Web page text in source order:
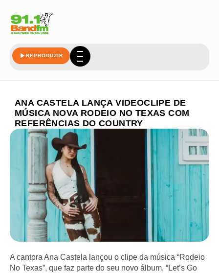
REPRODUZIR
ANA CASTELA LANÇA VIDEOCLIPE DE
MÚSICA NOVA RODEIO NO TEXAS COM
REFERÊNCIAS DO COUNTRY
A cantora Ana Castela lançou o clipe da música “Rodeio
No Texas”, que faz parte do seu novo álbum, “Let’s Go